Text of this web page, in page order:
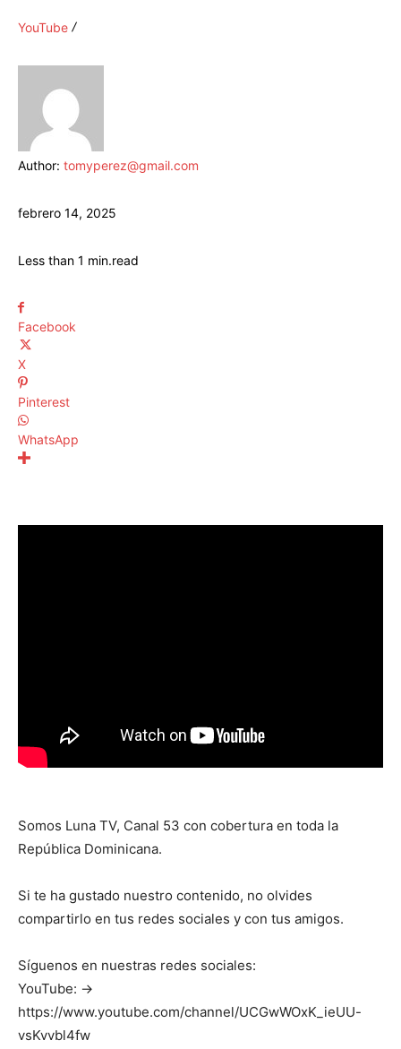
YouTube
Author: tomyperez@gmail.com
febrero 14, 2025
Less than 1 min.read
Facebook
X
Pinterest
WhatsApp
Somos Luna TV, Canal 53 con cobertura en toda la
República Dominicana.
Si te ha gustado nuestro contenido, no olvides
compartirlo en tus redes sociales y con tus amigos.
Síguenos en nuestras redes sociales:
YouTube: →
https://www.youtube.com/channel/UCGwWOxK_ieUU-
vsKvvbl4fw